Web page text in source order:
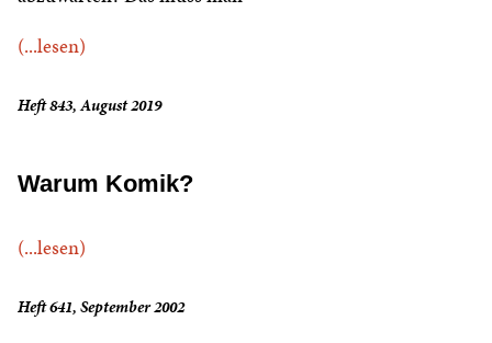
(...lesen)
Heft 843, August 2019
Warum Komik?
(...lesen)
Heft 641, September 2002